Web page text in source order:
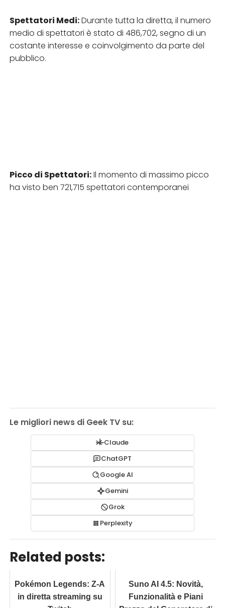
Spettatori Medi:Durante tutta la diretta, il numero
medio di spettatori è stato di 486,702, segno di un
costante interesse e coinvolgimento da parte del
pubblico.
Picco di Spettatori:Il momento di massimo picco
ha visto ben 721,715 spettatori contemporanei
Le migliori news di Geek TV su:
Claude
ChatGPT
Google AI
Gemini
Grok
Perplexity
Related posts:
Pokémon Legends: Z-A
in diretta streaming su
Suno AI 4.5: Novità,
Funzionalità e Piani